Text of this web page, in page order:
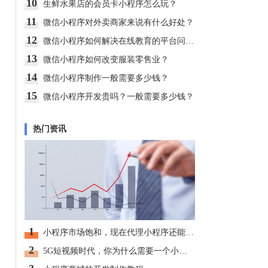
10 生鲜水果店的会员卡小程序怎么玩？
11 微信小程序对外卖商家来说有什么好处？
12
13 微信小程序如何改变服装零售业？
14 微信小程序制作一般需要多少钱？
15 微信小程序开发贵吗？一般需要多少钱？
热门资讯
1
2